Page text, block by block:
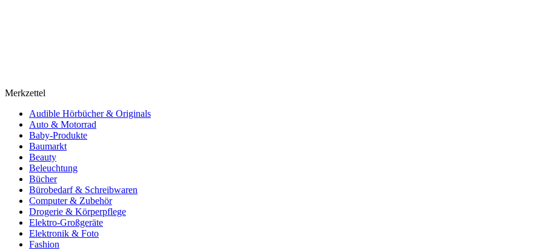
Merkzettel
Audible Hörbücher & Originals
Auto & Motorrad
Baby-Produkte
Baumarkt
Beauty
Beleuchtung
Bücher
Bürobedarf & Schreibwaren
Computer & Zubehör
Drogerie & Körperpflege
Elektro-Großgeräte
Elektronik & Foto
Fashion